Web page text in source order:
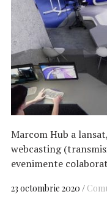
Marcom Hub a
webcasting
evenimente
23 octombrie 2020